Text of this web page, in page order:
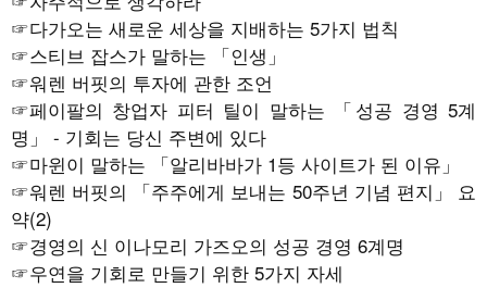
☞다가오는 새로운 세상을 지배하는 5가지 법칙
☞스티브 잡스가 말하는 「인생」
☞워렌 버핏의 투자에 관한 조언
☞페이팔의 창업자 피터 틸이 말하는 「성공 경영 5계
명」 - 기회는 당신 주변에 있다
☞마윈이 말하는 「알리바바가 1등 사이트가 된 이유」
☞워렌 버핏의 「주주에게 보내는 50주년 기념 편지」 요
약(2)
☞경영의 신 이나모리 가즈오의 성공 경영 6계명
☞우연을 기회로 만들기 위한 5가지 자세